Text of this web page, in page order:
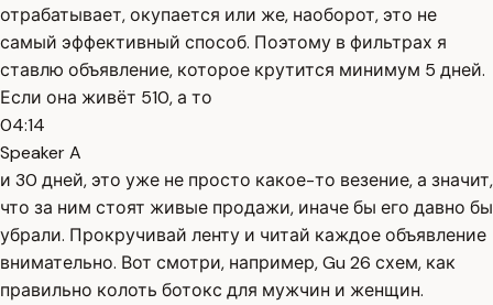
отрабатывает, окупается или же, наоборот, это не
самый эффективный способ. Поэтому в фильтрах я
ставлю объявление, которое крутится минимум 5 дней.
Если она живёт 510, а то
04:14
Speaker A
и 30 дней, это уже не просто какое-то везение, а значит,
что за ним стоят живые продажи, иначе бы его давно бы
убрали. Прокручивай ленту и читай каждое объявление
внимательно. Вот смотри, например, Gu 26 схем, как
правильно колоть ботокс для мужчин и женщин.